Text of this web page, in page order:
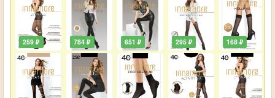
259 ₽ 784 ₽ 651 ₽ 295 ₽ 168 ₽